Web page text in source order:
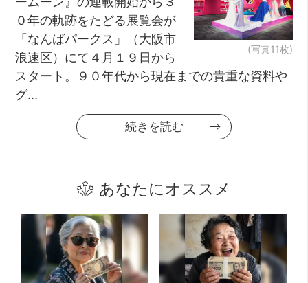
(写真11枚)
０年の軌跡をたどる展覧会が
「なんばパークス」（大阪市
浪速区）にて４月１９日から
スタート。９０年代から現在までの貴重な資料や
グ...
続きを読む
あなたにオススメ